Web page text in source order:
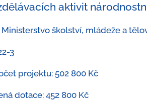
aktivit
školství, mládeže a
3
projektu: 502 800 Kč
dotace: 452 800 Kč